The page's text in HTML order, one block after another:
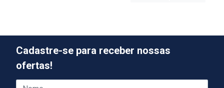
Cadastre-se para receber nossas
ofertas!